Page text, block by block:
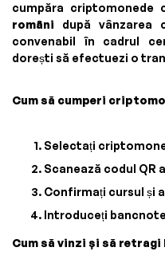
cumpăra criptomonede
români după vânzarea
convenabil în cadrul
dorești să efectuezi o
Cum să cumperi
Selectați
Scanează codul QR
Confirmați cursul și
Introduceți
Cum să vinzi și să retragi